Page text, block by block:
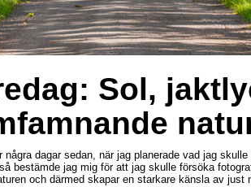
Sol,
några dagar sedan, när jag planerade vad jag
bestämde jag mig för att jag skulle försöka
och därmed skapar en starkare känsla av just